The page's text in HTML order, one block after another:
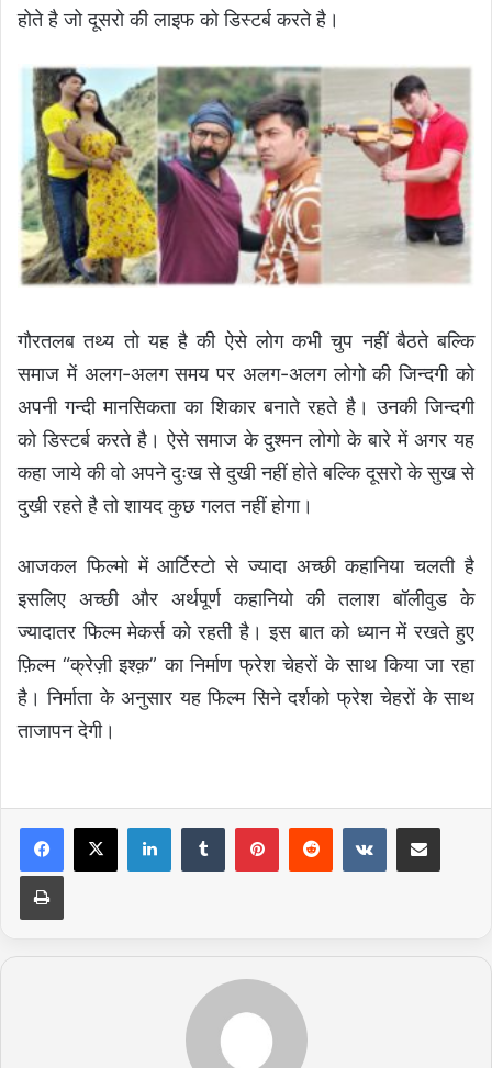
होते है जो दूसरो की लाइफ को डिस्टर्ब करते है।
गौरतलब तथ्य तो यह है की ऐसे लोग कभी चुप नहीं बैठते बल्कि
समाज में अलग-अलग समय पर अलग-अलग लोगो की जिन्दगी को
अपनी गन्दी मानसिकता का शिकार बनाते रहते है। उनकी जिन्दगी
को डिस्टर्ब करते है। ऐसे समाज के दुश्मन लोगो के बारे में अगर यह
कहा जाये की वो अपने दुःख से दुखी नहीं होते बल्कि दूसरो के सुख से
दुखी रहते है तो शायद कुछ गलत नहीं होगा।
आजकल फिल्मो में आर्टिस्टो से ज्यादा अच्छी कहानिया चलती है
इसलिए अच्छी और अर्थपूर्ण कहानियो की तलाश बॉलीवुड के
ज्यादातर फिल्म मेकर्स को रहती है। इस बात को ध्यान में रखते हुए
फ़िल्म “क्रेज़ी इश्क़” का निर्माण फ्रेश चेहरों के साथ किया जा रहा
है। निर्माता के अनुसार यह फिल्म सिने दर्शको फ्रेश चेहरों के साथ
ताजापन देगी।